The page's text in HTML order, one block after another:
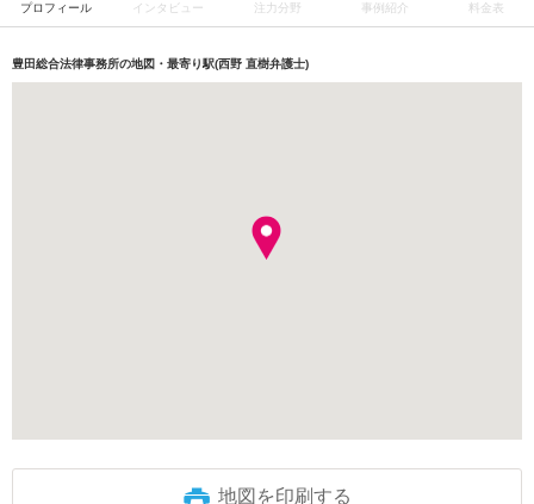
プロフィール インタビュー 注力分野 事例紹介 料金表
豊田総合法律事務所の地図・最寄り駅(西野 直樹弁護士)
地図を印刷する